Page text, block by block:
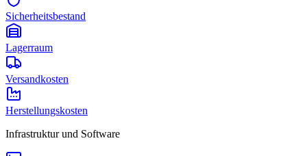
Sicherheitsbestand
Lagerraum
Versandkosten
Herstellungskosten
Infrastruktur und Software